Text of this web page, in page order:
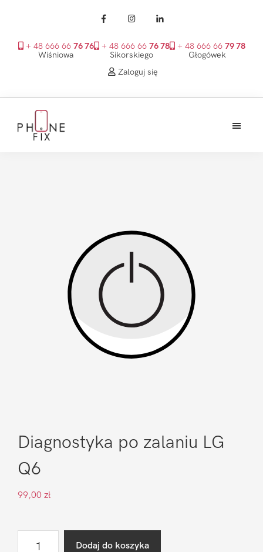
+ 48 666 66 76 76
Wiśniowa
+ 48 666 66 76 78
Sikorskiego
+ 48 666 66 79 78
Głogówek
Zaloguj się
głównego
Diagnostyka po zalaniu LG
Q6
99,00 zł
Dodaj do koszyka